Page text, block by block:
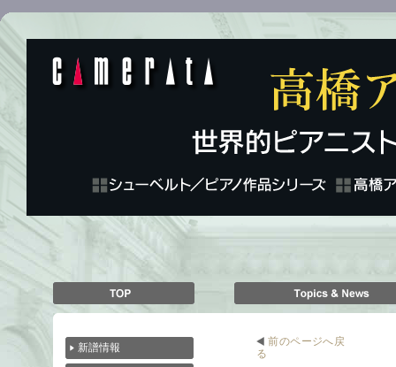
新譜情報
前のページへ戻
る